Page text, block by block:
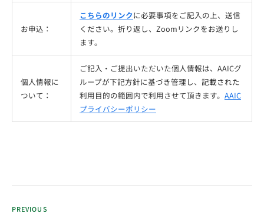
お申込：
こちらのリンクに必要事項をご記入の上、送信
ください。折り返し、Zoomリンクをお送りし
ます。
個人情報に
ついて：
ご記入・ご提出いただいた個人情報は、AAICグ
ループが下記方針に基づき管理し、記載された
利用目的の範囲内で利用させて頂きます。 AAIC
プライバシーポリシー
PREVIOUS